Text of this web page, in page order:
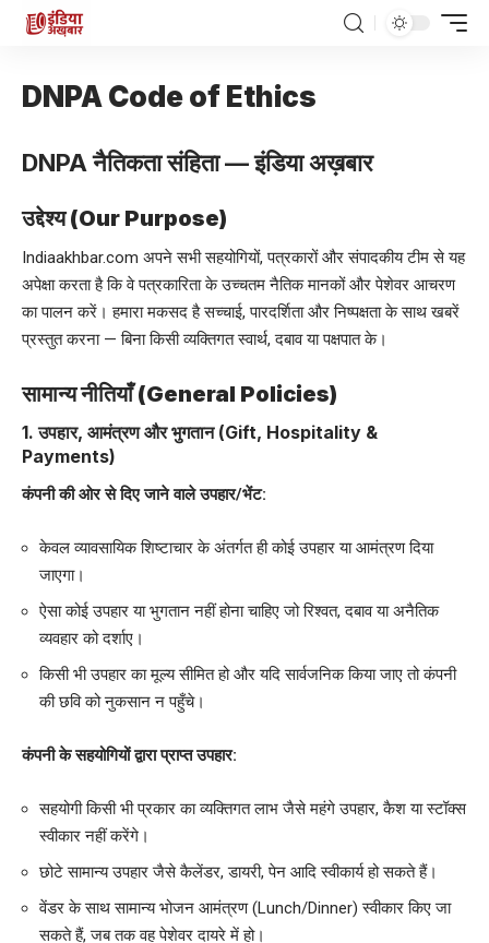
DNPA Code of Ethics
DNPA नैतिकता संहिता — इंडिया अख़बार
उद्देश्य (Our Purpose)
Indiaakhbar.com अपने सभी सहयोगियों, पत्रकारों और संपादकीय टीम से यह
अपेक्षा करता है कि वे पत्रकारिता के उच्चतम नैतिक मानकों और पेशेवर आचरण
का पालन करें। हमारा मकसद है सच्चाई, पारदर्शिता और निष्पक्षता के साथ खबरें
प्रस्तुत करना — बिना किसी व्यक्तिगत स्वार्थ, दबाव या पक्षपात के।
सामान्य नीतियाँ (General Policies)
1. उपहार, आमंत्रण और भुगतान (Gift, Hospitality &
Payments)
कंपनी की ओर से दिए जाने वाले उपहार/भेंट:
केवल व्यावसायिक शिष्टाचार के अंतर्गत ही कोई उपहार या आमंत्रण दिया
जाएगा।
ऐसा कोई उपहार या भुगतान नहीं होना चाहिए जो रिश्वत, दबाव या अनैतिक
व्यवहार को दर्शाए।
किसी भी उपहार का मूल्य सीमित हो और यदि सार्वजनिक किया जाए तो कंपनी
की छवि को नुकसान न पहुँचे।
कंपनी के सहयोगियों द्वारा प्राप्त उपहार:
सहयोगी किसी भी प्रकार का व्यक्तिगत लाभ जैसे महंगे उपहार, कैश या स्टॉक्स
स्वीकार नहीं करेंगे।
छोटे सामान्य उपहार जैसे कैलेंडर, डायरी, पेन आदि स्वीकार्य हो सकते हैं।
वेंडर के साथ सामान्य भोजन आमंत्रण (Lunch/Dinner) स्वीकार किए जा
सकते हैं, जब तक वह पेशेवर दायरे में हो।